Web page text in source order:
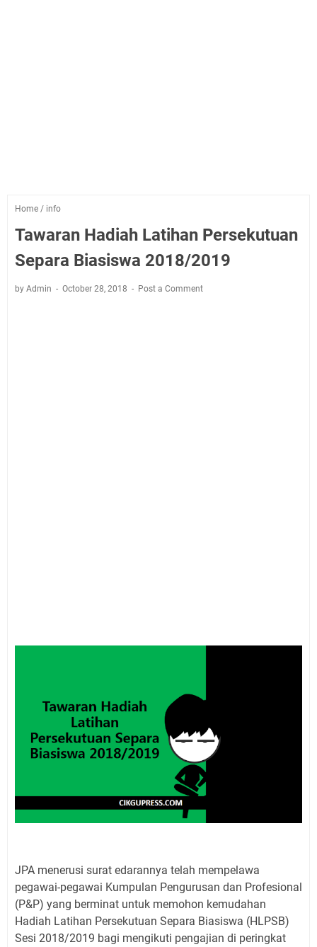
Home / info
Tawaran Hadiah Latihan Persekutuan
Separa Biasiswa 2018/2019
by Admin October 28, 2018 Post a Comment
JPA menerusi surat edarannya telah mempelawa
pegawai-pegawai Kumpulan Pengurusan dan Profesional
(P&P) yang berminat untuk memohon kemudahan
Hadiah Latihan Persekutuan Separa Biasiswa (HLPSB)
Sesi 2018/2019 bagi mengikuti pengajian di peringkat